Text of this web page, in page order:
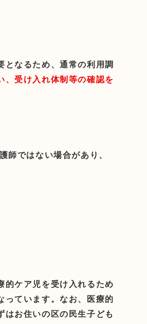
なるため、通常の利用調
、受け入れ体制等の確認を
師ではない場合があり、
的ケア児を受け入れるため
っています。なお、医療的
お住いの区の民生子ども